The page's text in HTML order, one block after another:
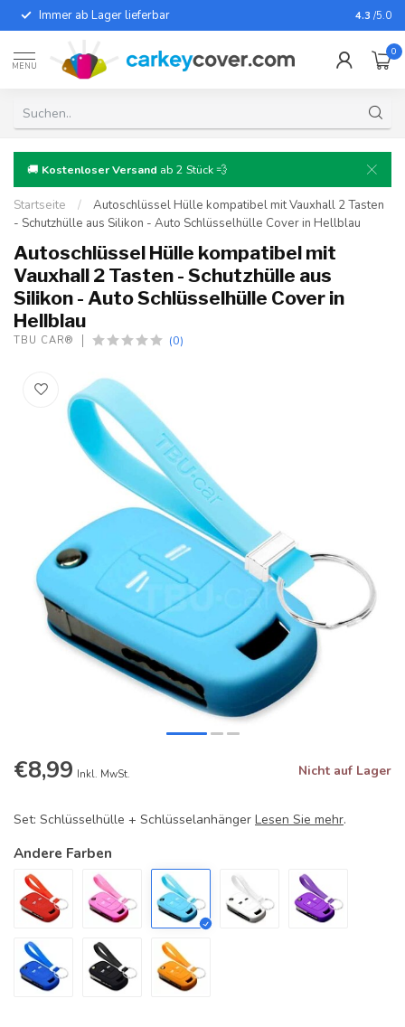
Immer ab Lager lieferbar Für fast
4.3 /5.0
MENU
0
🚚 Kostenloser Versand ab 2 Stück 💨
Startseite /
Autoschlüssel Hülle kompatibel mit Vauxhall 2 Tasten
- Schutzhülle aus Silikon - Auto Schlüsselhülle Cover in Hellblau
Autoschlüssel Hülle kompatibel mit
Vauxhall 2 Tasten - Schutzhülle aus
Silikon - Auto Schlüsselhülle Cover in
Hellblau
TBU CAR® (0)
€8,99 Inkl. MwSt. Nicht auf Lager
Set: Schlüsselhülle + Schlüsselanhänger Lesen Sie mehr.
Andere Farben